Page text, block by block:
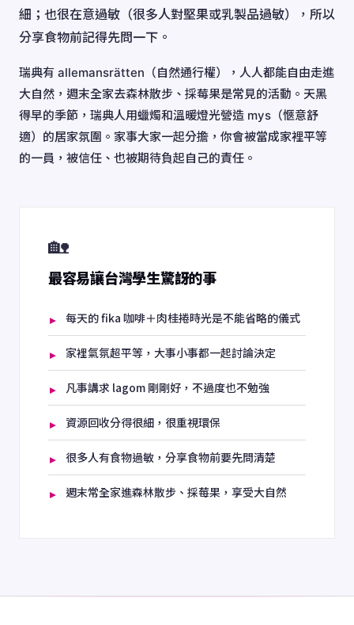
細；也很在意過敏（很多人對堅果或乳製品過敏），所以
分享食物前記得先問一下。
瑞典有 allemansrätten（自然通行權），人人都能自由走進
大自然，週末全家去森林散步、採莓果是常見的活動。天黑
得早的季節，瑞典人用蠟燭和溫暖燈光營造 mys（愜意舒
適）的居家氛圍。家事大家一起分擔，你會被當成家裡平等
的一員，被信任、也被期待負起自己的責任。
🏡
最容易讓台灣學生驚訝的事
每天的 fika 咖啡＋肉桂捲時光是不能省略的儀式
家裡氣氛超平等，大事小事都一起討論決定
凡事講求 lagom 剛剛好，不過度也不勉強
資源回收分得很細，很重視環保
很多人有食物過敏，分享食物前要先問清楚
週末常全家進森林散步、採莓果，享受大自然